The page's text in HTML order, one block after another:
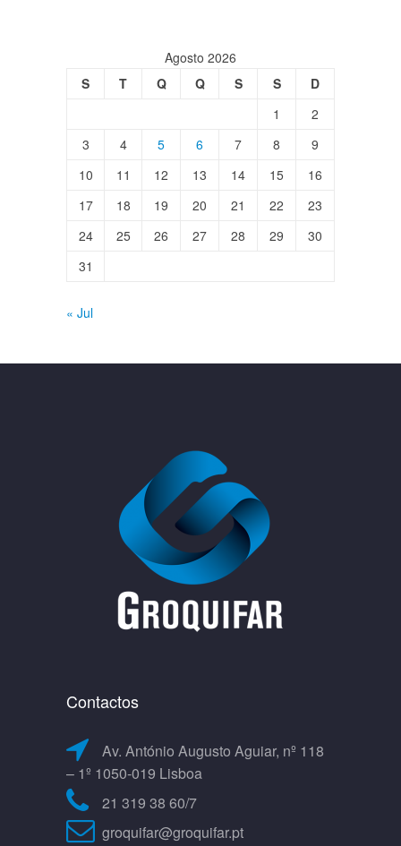
Agosto 2026
S
T Q Q S S
D
1
2
3
4 5 6 7 8
9
10
11 12 13 14 15
16
17
18 19 20 21 22
23
24
25 26 27 28 29
30
31
« Jul
Contactos
Av. António Augusto Aguiar, nº 118
– 1º 1050-019 Lisboa
21 319 38 60/7
groquifar@groquifar.pt